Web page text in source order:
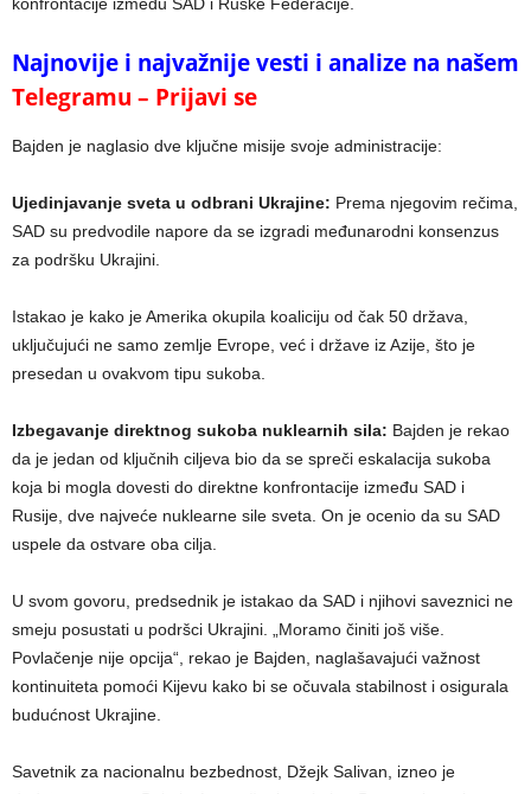
Najnovije i najvažnije vesti i analize na našem
Telegramu – Prijavi se
Bajden je naglasio dve ključne misije svoje administracije:
Ujedinjavanje sveta u odbrani Ukrajine: Prema njegovim rečima,
SAD su predvodile napore da se izgradi međunarodni konsenzus
za podršku Ukrajini.
Istakao je kako je Amerika okupila koaliciju od čak 50 država,
uključujući ne samo zemlje Evrope, već i države iz Azije, što je
presedan u ovakvom tipu sukoba.
Izbegavanje direktnog sukoba nuklearnih sila: Bajden je rekao
da je jedan od ključnih ciljeva bio da se spreči eskalacija sukoba
koja bi mogla dovesti do direktne konfrontacije između SAD i
Rusije, dve najveće nuklearne sile sveta. On je ocenio da su SAD
uspele da ostvare oba cilja.
U svom govoru, predsednik je istakao da SAD i njihovi saveznici ne
smeju posustati u podršci Ukrajini. „Moramo činiti još više.
Povlačenje nije opcija“, rekao je Bajden, naglašavajući važnost
kontinuiteta pomoći Kijevu kako bi se očuvala stabilnost i osigurala
budućnost Ukrajine.
Savetnik za nacionalnu bezbednost, Džejk Salivan, izneo je